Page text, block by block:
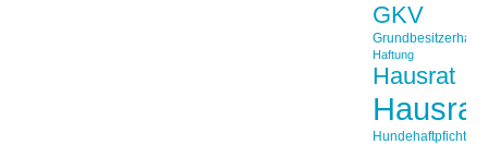
GKV
Haftung
Hausrat
Hundehaftpficht